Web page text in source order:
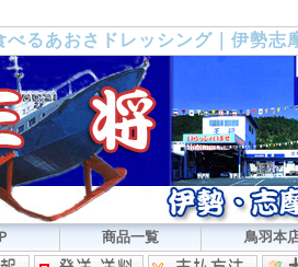
べるあおさドレッシング｜伊勢志
商品一覧 鳥羽本